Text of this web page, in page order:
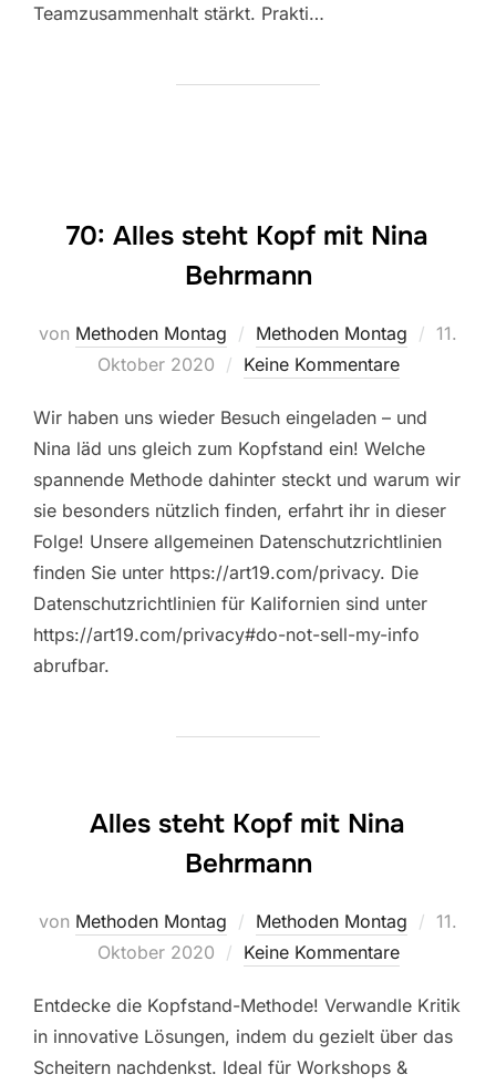
Teamzusammenhalt stärkt. Prakti…
70: Alles steht Kopf mit Nina
Behrmann
von Methoden Montag Methoden Montag
11.
Oktober 2020
Keine Kommentare
Wir haben uns wieder Besuch eingeladen – und
Nina läd uns gleich zum Kopfstand ein! Welche
spannende Methode dahinter steckt und warum wir
sie besonders nützlich finden, erfahrt ihr in dieser
Folge! Unsere allgemeinen Datenschutzrichtlinien
finden Sie unter https://art19.com/privacy. Die
Datenschutzrichtlinien für Kalifornien sind unter
https://art19.com/privacy#do-not-sell-my-info
abrufbar.
Alles steht Kopf mit Nina
Behrmann
von Methoden Montag Methoden Montag
11.
Oktober 2020
Keine Kommentare
Entdecke die Kopfstand-Methode! Verwandle Kritik
in innovative Lösungen, indem du gezielt über das
Scheitern nachdenkst. Ideal für Workshops &